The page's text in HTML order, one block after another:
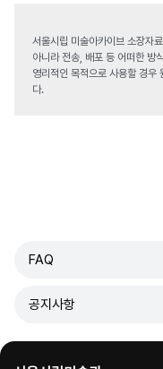
서울시립 미술아카이브 소장자
아니라 전송, 배포 등 어떠한 방
영리적인 목적으로 사용할 경우
다.
FAQ
공지사항